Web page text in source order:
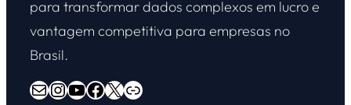
para transformar dados complexos em lucro e
vantagem competitiva para empresas no
Brasil.
E-mail InstagramYoutube Facebook X Overdrive Marketing